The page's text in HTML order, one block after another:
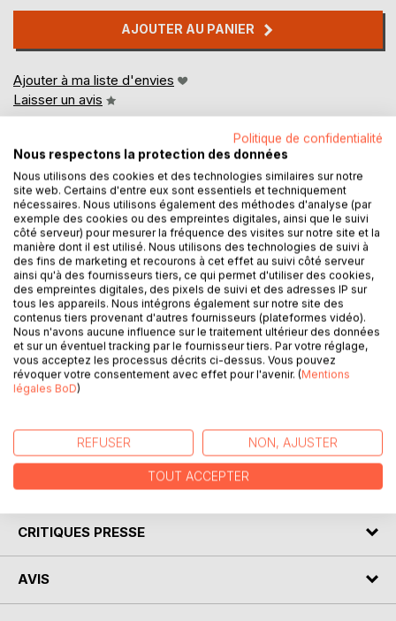
AJOUTER AU PANIER
Ajouter à ma liste d'envies
Laisser un avis
DESCRIPTION
Formation des cadres au management du progrès continu
dans les grandes entreprises.
Meilleures pratiques Allemandes de management de la
valeur pour la nation dans l'établissement public à
l'attention des cadres rémunérés par l'État.
Programme républicain 2022/2027 réduisant l'empreinte
carbone exorbitante de la classe publique et rétablissant la
nationale.
CRITIQUES PRESSE
AVIS
Politique de confidentialité
Nous respectons la protection des données
Nous utilisons des cookies et des technologies similaires sur notre
site web. Certains d'entre eux sont essentiels et techniquement
nécessaires. Nous utilisons également des méthodes d'analyse (par
exemple des cookies ou des empreintes digitales, ainsi que le suivi
côté serveur) pour mesurer la fréquence des visites sur notre site et la
manière dont il est utilisé. Nous utilisons des technologies de suivi à
des fins de marketing et recourons à cet effet au suivi côté serveur
ainsi qu'à des fournisseurs tiers, ce qui permet d'utiliser des cookies,
des empreintes digitales, des pixels de suivi et des adresses IP sur
tous les appareils. Nous intégrons également sur notre site des
contenus tiers provenant d'autres fournisseurs (plateformes vidéo).
Nous n'avons aucune influence sur le traitement ultérieur des données
et sur un éventuel tracking par le fournisseur tiers. Par votre réglage,
vous acceptez les processus décrits ci-dessus. Vous pouvez
révoquer votre consentement avec effet pour l'avenir. (Mentions
légales BoD)
REFUSER NON, AJUSTER
TOUT ACCEPTER